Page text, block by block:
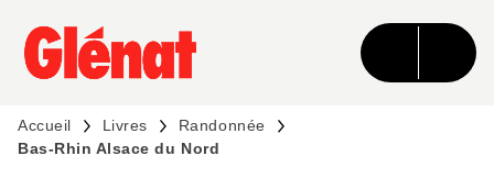
MENU RECHERCHE CONTENU
PIED DE PAGE
Accueil Livres
Randonnée
Bas-Rhin Alsace du Nord